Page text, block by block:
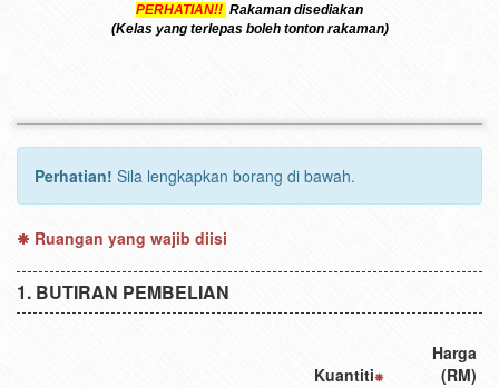
PERHATIAN!! Rakaman disediakan
(Kelas yang terlepas boleh tonton rakaman)
Perhatian! Sila lengkapkan borang di bawah.
Ruangan yang wajib diisi
BUTIRAN PEMBELIAN
Kuantiti
Harga
(RM)